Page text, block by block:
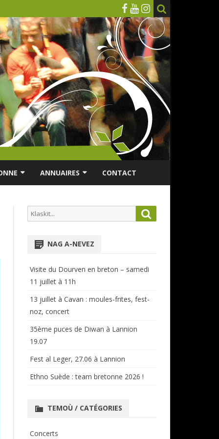
ANNUAIRES
ANNUAIRES DES MUSICIENS
CONTACT
Search
for:
NAG A-NEVEZ
Visite du Dourven en breton – samedi
11 juillet à 11h
13 juillet à Cavan : moules-frites, fest-
noz, concert
35ème puces de Diwan à Lannion
19.07
Fest al Leger, 27.06 à Lannion
Ethno Suède : team bretonne 2026 !
TEMOÙ / CATÉGORIES
Concerts